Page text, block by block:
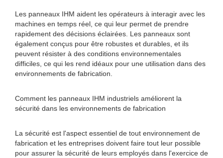
Les panneaux IHM aident les opérateurs à interagir avec les
machines en temps réel, ce qui leur permet de prendre
rapidement des décisions éclairées. Les panneaux sont
également conçus pour être robustes et durables, et ils
peuvent résister à des conditions environnementales
difficiles, ce qui les rend idéaux pour une utilisation dans des
environnements de fabrication.
Comment les panneaux IHM industriels améliorent la
sécurité dans les environnements de fabrication
La sécurité est l'aspect essentiel de tout environnement de
fabrication et les entreprises doivent faire tout leur possible
pour assurer la sécurité de leurs employés dans l'exercice de